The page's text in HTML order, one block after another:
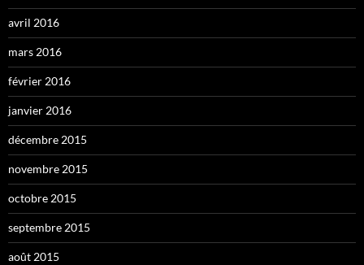
avril 2016
mars 2016
février 2016
janvier 2016
décembre 2015
novembre 2015
octobre 2015
septembre 2015
août 2015